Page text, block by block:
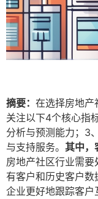
摘要： 在选择房地产
关注以下4个核心指
分析与预测能力；3
与支持服务。 其中，
房地产社区行业需
有客户和历史客户
企业更好地跟踪客